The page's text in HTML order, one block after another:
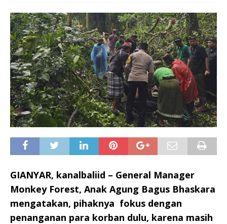
GIANYAR, kanalbaliid – General Manager
Monkey Forest, Anak Agung Bagus Bhaskara
mengatakan, pihaknya fokus dengan
penanganan para korban dulu, karena masih